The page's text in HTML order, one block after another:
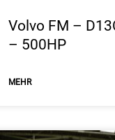
Volvo FM –
– 500HP
ΜEHR